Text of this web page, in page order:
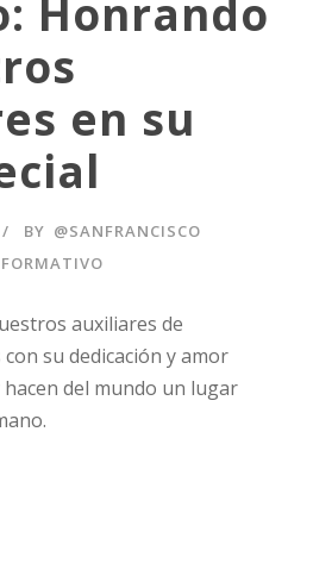
Honrando
en su
BY @SANFRANCISCO
auxiliares de
su dedicación y amor
del mundo un lugar